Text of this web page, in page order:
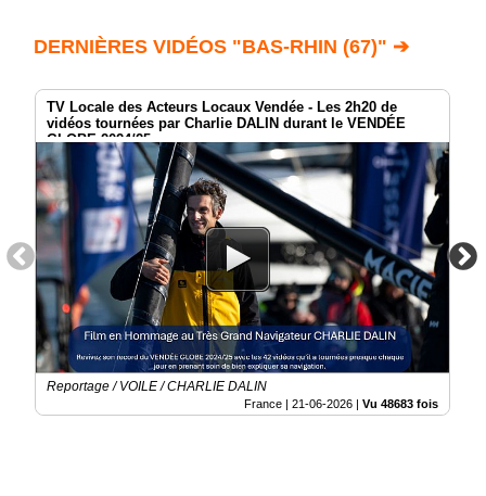
DERNIÈRES VIDÉOS "BAS-RHIN (67)" ➔
TV Locale des Acteurs Locaux Vendée - Les 2h20 de
vidéos tournées par Charlie DALIN durant le VENDÉE
GLOBE 2024/25
Reportage / VOILE / CHARLIE DALIN
France | 21-06-2026 | Vu 48683 fois